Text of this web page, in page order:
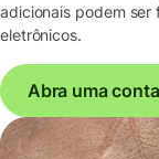
adicionais podem
eletrônicos.
Abra uma